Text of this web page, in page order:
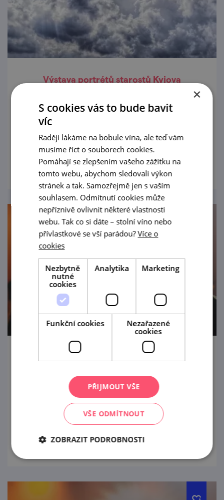
Výstava portrétů starostů Kyjova
Radniční galerie Kyjov vás srdečně zve na
výstavu obrazů.
prohlédnout
Podvečerní prázdninový koncert v Kyjově
21. 8. '26
Přijďte si užít před radnici letní večer s živou
hudbou!
prohlédnout
×
S cookies vás to bude bavit
víc
Raději lákáme na bobule vína, ale teď vám
musíme říct o souborech cookies.
Pomáhají se zlepšením vašeho zážitku na
tomto webu, abychom sledovali výkon
stránek a tak. Samozřejmě jen s vaším
souhlasem. Odmítnutí cookies může
nepříznivě ovlivnit některé vlastnosti
webu. Tak co si dáte – stolní víno nebo
přívlastkové se vší parádou?Více o
cookies
Nezbytně
nutné
cookies
Analytika Marketing
Funkční cookies
Nezařazené
cookies
PŘIJMOUT VŠE
VŠE ODMÍTNOUT
ZOBRAZIT PODROBNOSTI